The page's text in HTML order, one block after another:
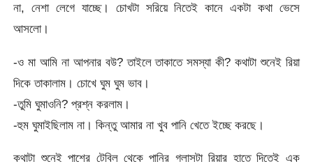
না, নেশা লেগে যাচ্ছে। চোখটা সরিয়ে নিতেই কানে একটা কথা ভেসে
আসলো।
-ও মা আমি না আপনার বউ? তাইলে তাকাতে সমস্যা কী? কথাটা শুনেই রিয়া
দিকে তাকালাম। চোখে ঘুম ঘুম ভাব।
-তুমি ঘুমাওনি? প্রশ্ন করলাম।
-হুম ঘুমাইছিলাম না। কিন্তু আমার না খুব পানি খেতে ইচ্ছে করছে।
কথাটা শুনেই পাশের টেবিল থেকে পানির গ্লাসটা রিয়ার হাতে দিতেই এক